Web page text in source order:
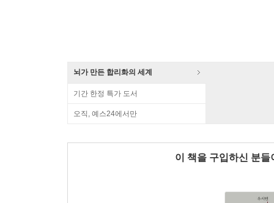
뇌가 만든 합리화의 세계
기간 한정 특가 도서
오직, 예스24에서만
이 책을 구입하신 분